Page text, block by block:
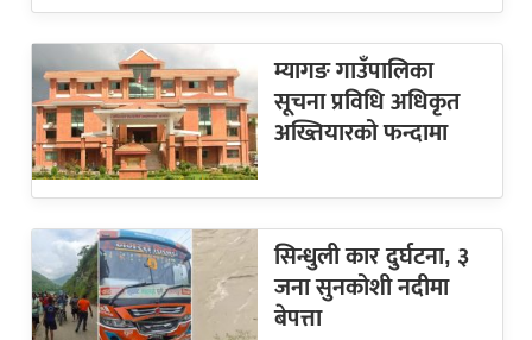
म्यागङ गाउँपालिका
सूचना प्रविधि अधिकृत
अख्तियारको फन्दामा
सिन्धुली कार दुर्घटना, ३
जना सुनकोशी नदीमा
बेपत्ता